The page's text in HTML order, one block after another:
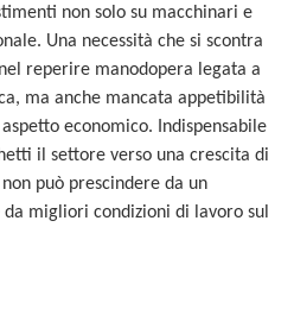
non solo su macchinari e
Una necessità che si scontra
reperire manodopera legata a
ma anche mancata appetibilità
economico. Indispensabile
il settore verso una crescita di
può prescindere da un
migliori condizioni di lavoro sul